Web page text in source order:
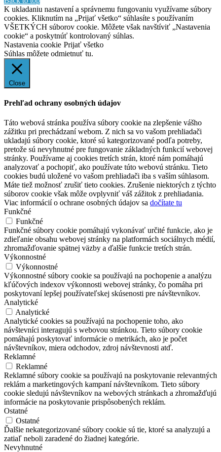
K ukladaniu nastavení a správnemu fungovaniu využívame súbory
cookies. Kliknutím na „Prijať všetko“ súhlasíte s používaním
VŠETKÝCH súborov cookie. Môžete však navštíviť „Nastavenia
cookie“ a poskytnúť kontrolovaný súhlas.
Nastavenia cookie Prijať všetko
Súhlas môžete odmietnuť tu.
Close
Prehľad ochrany osobných údajov
Táto webová stránka používa súbory cookie na zlepšenie vášho
zážitku pri prechádzaní webom. Z nich sa vo vašom prehliadači
ukladajú súbory cookie, ktoré sú kategorizované podľa potreby,
pretože sú nevyhnutné pre fungovanie základných funkcií webovej
stránky. Používame aj cookies tretích strán, ktoré nám pomáhajú
analyzovať a pochopiť, ako používate túto webovú stránku. Tieto
cookies budú uložené vo vašom prehliadači iba s vaším súhlasom.
Máte tiež možnosť zrušiť tieto cookies. Zrušenie niektorých z týchto
súborov cookie však môže ovplyvniť váš zážitok z prehliadania.
Viac informácií o ochrane osobných údajov sa dočítate tu
Funkčné
Funkčné
Funkčné súbory cookie pomáhajú vykonávať určité funkcie, ako je
zdieľanie obsahu webovej stránky na platformách sociálnych médií,
zhromažďovanie spätnej väzby a ďalšie funkcie tretích strán.
Výkonnostné
Výkonnostné
Výkonnostné súbory cookie sa používajú na pochopenie a analýzu
kľúčových indexov výkonnosti webovej stránky, čo pomáha pri
poskytovaní lepšej používateľskej skúsenosti pre návštevníkov.
Analytické
Analytické
Analytické cookies sa používajú na pochopenie toho, ako
návštevníci interagujú s webovou stránkou. Tieto súbory cookie
pomáhajú poskytovať informácie o metrikách, ako je počet
návštevníkov, miera odchodov, zdroj návštevnosti atď.
Reklamné
Reklamné
Reklamné súbory cookie sa používajú na poskytovanie relevantných
reklám a marketingových kampaní návštevníkom. Tieto súbory
cookie sledujú návštevníkov na webových stránkach a zhromažďujú
informácie na poskytovanie prispôsobených reklám.
Ostatné
Ostatné
Ďalšie nekategorizované súbory cookie sú tie, ktoré sa analyzujú a
zatiaľ neboli zaradené do žiadnej kategórie.
Nevyhnutné